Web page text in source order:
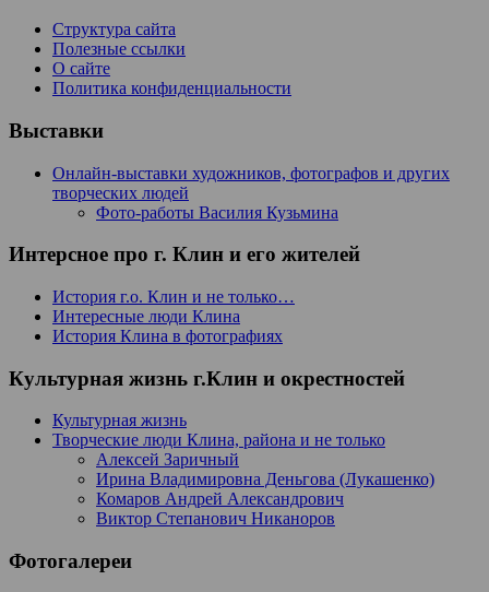
Структура сайта
Полезные ссылки
О сайте
Политика конфиденциальности
Выставки
Онлайн-выставки художников, фотографов и других
творческих людей
Фото-работы Василия Кузьмина
Интерсное про г. Клин и его жителей
История г.о. Клин и не только…
Интересные люди Клина
История Клина в фотографиях
Культурная жизнь г.Клин и окрестностей
Культурная жизнь
Творческие люди Клина, района и не только
Алексей Заричный
Ирина Владимировна Деньгова (Лукашенко)
Комаров Андрей Александрович
Виктор Степанович Никаноров
Фотогалереи